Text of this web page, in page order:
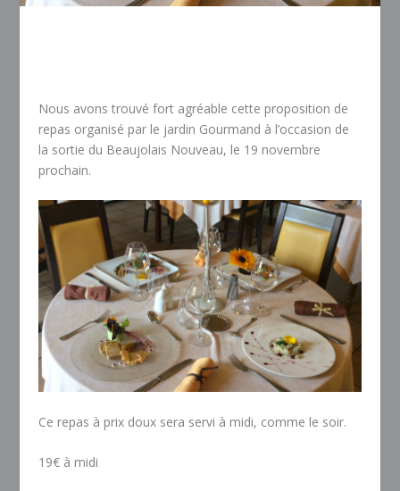
Nous avons trouvé fort agréable cette proposition de
repas organisé par le jardin Gourmand à l’occasion de
la sortie du Beaujolais Nouveau, le 19 novembre
prochain.
Ce repas à prix doux sera servi à midi, comme le soir.
19€ à midi